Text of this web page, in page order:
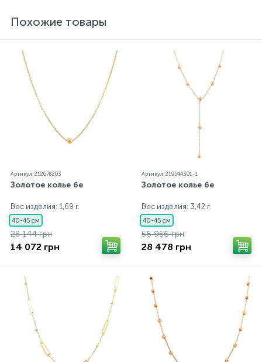
сайте могут незначительно отличаться от
экрана
Похожие товары
Артикул: 212678203
Золотое колье бе
Вес изделия: 1,69 г.
40-45 см
28 144 грн
14 072 грн
Артикул: 219544301-1
Золотое колье бе
Вес изделия: 3,42 г.
40-45 см
56 956 грн
28 478 грн